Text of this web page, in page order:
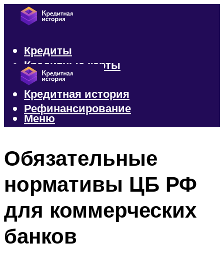
Кредиты
Кредитные карты
Микрозаймы
Кредитная история
Рефинансирование
Меню
Обязательные
нормативы ЦБ РФ
для коммерческих
банков